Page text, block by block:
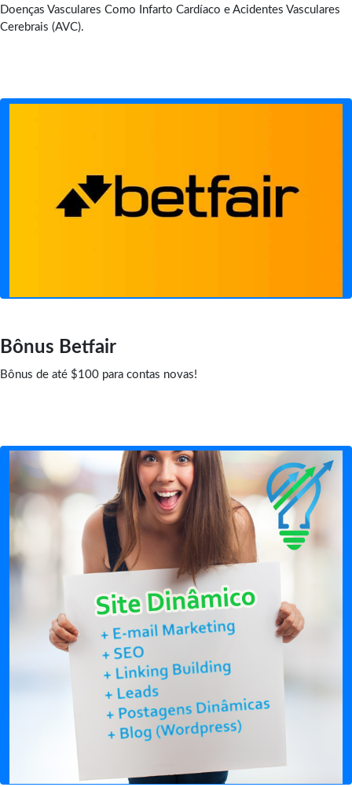
Doenças Vasculares Como Infarto Cardíaco e Acidentes Vasculares
Cerebrais (AVC).
Bônus Betfair
Bônus de até $100 para contas novas!